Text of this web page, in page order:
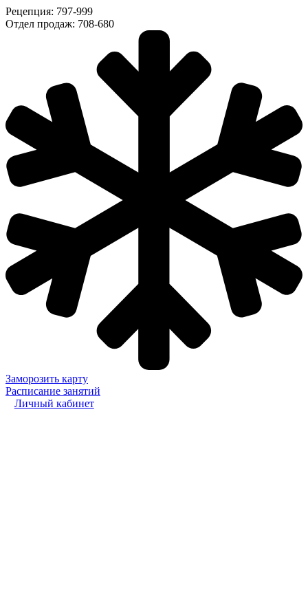
Рецепция: 797-999
Отдел продаж: 708-680
Заморозить карту
Расписание занятий
Личный кабинет